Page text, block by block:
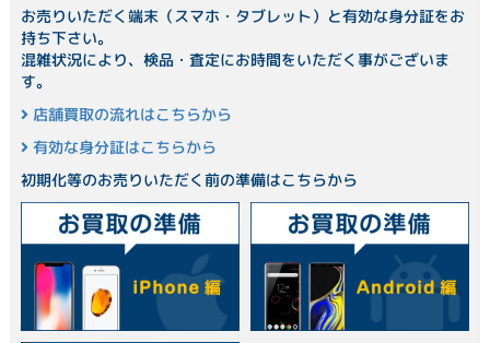
お売りいただく端末（スマホ・タブレット）と有効な身分証をお
持ち下さい。
混雑状況により、検品・査定にお時間をいただく事がございま
す。
店舗買取の流れはこちらから
有効な身分証はこちらから
初期化等のお売りいただく前の準備はこちらから